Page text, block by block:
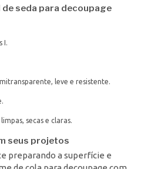
seda para decoupage
I.
leve e resistente.
secas e claras.
seus projetos
preparando a superfície e